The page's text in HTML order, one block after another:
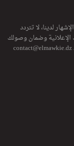
لدينا، لا تتردد
وضمان وصولك
contact@elmawkie.dz